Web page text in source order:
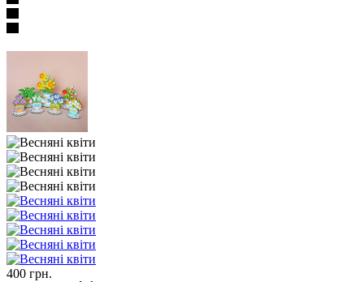
400 грн.